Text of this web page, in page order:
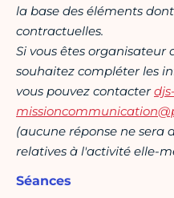
la base des éléments
contractuelles.
Si vous êtes organisateur
souhaitez compléter les
vous pouvez contacterdjs-
(aucune réponse ne sera
relatives à l'activité elle-
Séances